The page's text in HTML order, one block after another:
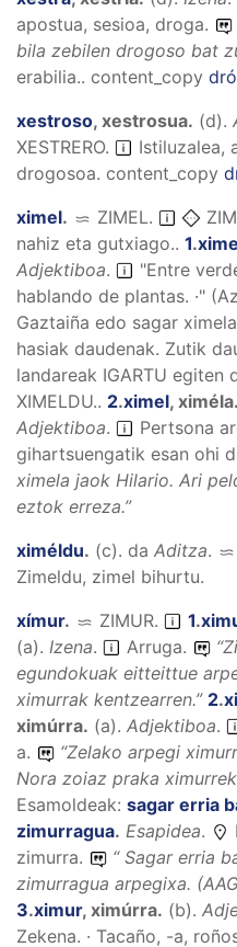
apostua, sesioa, droga.
bila zebilen drogoso bat
erabilia.. content_copy
xestroso, xestrosua. (d).
XESTRERO.
Istiluzalea,
drogosoa. content_copy
ximel. ZIMEL.
nahiz eta gutxiago.. 1.
Adjektiboa.
"Entre
hablando de plantas. ·"
Gaztaiña edo sagar
hasiak daudenak. Zutik
landareak IGARTU egiten
XIMELDU.. 2.ximel, ximéla.
Adjektiboa.
Pertsona
gihartsuengatik esan ohi
ximela jaok Hilario. Ari
eztok erreza.”
ximéldu. (c). da Aditza.
Zimeldu, zimel bihurtu.
xímur. ZIMUR. 1.
(a). Izena. Arruga. “
egundokuak eitteittue
ximurrak kentzearren.” 2.
ximúrra. (a). Adjektiboa.
a.
“Zelako arpegi
Nora zoiaz praka
Esamoldeak: sagar erria
zimurragua. Esapidea.
zimurra.
“Sagar erria
zimurragua arpegixa.
3.ximur, ximúrra. (b).
Zekena. · Tacaño, -a,